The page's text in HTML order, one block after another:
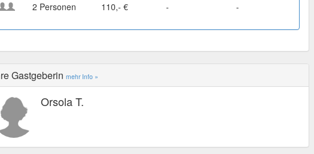
2 Personen
110,- € - -
Gastgeberin mehr Info »
Orsola T.